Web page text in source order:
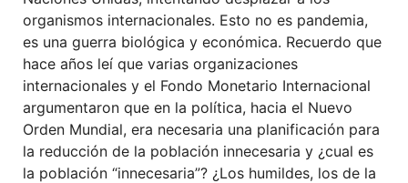
organismos internacionales. Esto no es pandemia,
es una guerra biológica y económica. Recuerdo que
hace años leí que varias organizaciones
internacionales y el Fondo Monetario Internacional
argumentaron que en la política, hacia el Nuevo
Orden Mundial, era necesaria una planificación para
la reducción de la población innecesaria y ¿cual es
la población “innecesaria”? ¿Los humildes, los de la